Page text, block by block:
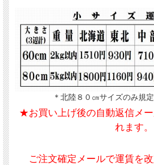
＊北陸８０㎝サイズのみ規
★お買い上げ後の自動返信メ
れます。
ご注文確定メールで運賃を